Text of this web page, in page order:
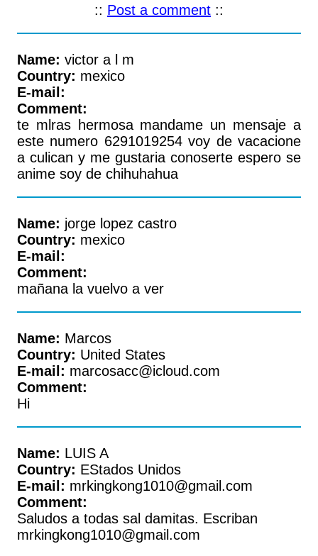
:: Post a comment ::
Name: victor a l m
Country: mexico
E-mail:
Comment:
te mlras hermosa mandame un mensaje a
este numero 6291019254 voy de vacacione
a culican y me gustaria conoserte espero se
anime soy de chihuhahua
Name: jorge lopez castro
Country: mexico
E-mail:
Comment:
mañana la vuelvo a ver
Name: Marcos
Country: United States
E-mail: marcosacc@icloud.com
Comment:
Hi
Name: LUIS A
Country: EStados Unidos
E-mail: mrkingkong1010@gmail.com
Comment:
Saludos a todas sal damitas. Escriban
mrkingkong1010@gmail.com